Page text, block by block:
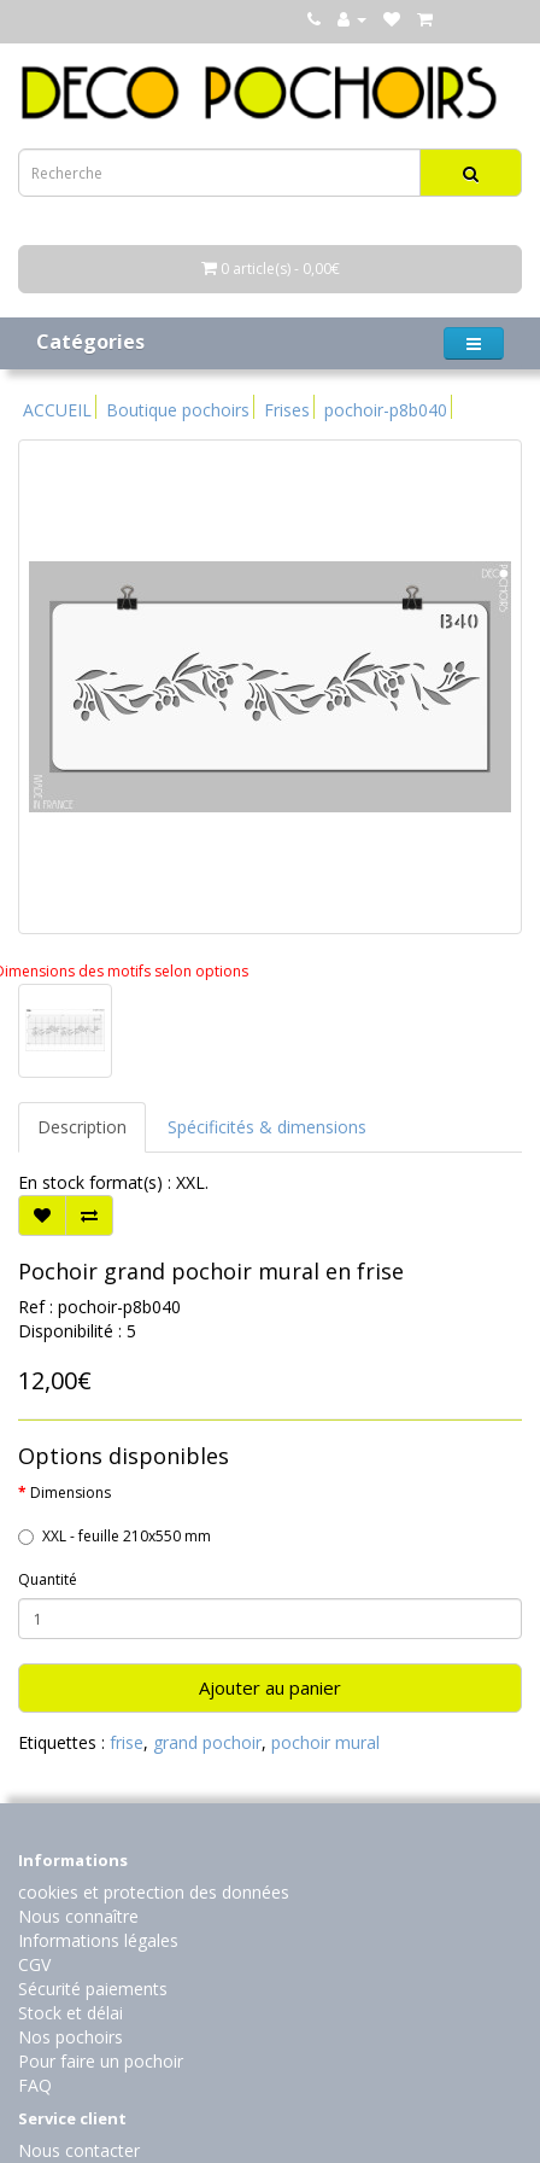
0 article(s) - 0,00€
Catégories
ACCUEIL Boutique pochoirs Frises pochoir-p8b040
des motifs selon options
Description Spécificités & dimensions
En stock format(s) : XXL.
Pochoir grand pochoir mural en frise
Ref : pochoir-p8b040
Disponibilité : 5
12,00€
Options disponibles
Dimensions
XXL - feuille 210x550 mm
Quantité
Ajouter au panier
Etiquettes : frise, grand pochoir, pochoir mural
Informations
cookies et protection des données
Nous connaître
Informations légales
CGV
Sécurité paiements
Stock et délai
Nos pochoirs
Pour faire un pochoir
FAQ
Service client
Nous contacter